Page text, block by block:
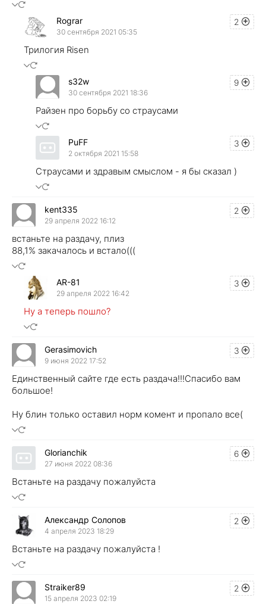
2
Rograr
30 сентября 2021 05:35
Трилогия Risen
9
s32w
30 сентября 2021 18:36
Райзен про борьбу со страусами
3
PuFF
2 октября 2021 15:58
Страусами и здравым смыслом - я бы сказал )
2
kent335
29 апреля 2022 16:12
встаньте на раздачу, плиз
88,1% закачалось и встало(((
3
AR-81
29 апреля 2022 16:42
Ну а теперь пошло?
3
Gerasimovich
9 июня 2022 17:52
Единственный сайте где есть раздача!!!Спасибо вам
большое!
Ну блин только оставил норм комент и пропало все(
6
Glorianchik
27 июня 2022 08:36
Встаньте на раздачу пожалуйста
2
Александр Солопов
4 апреля 2023 18:29
Встаньте на раздачу пожалуйста !
2
Straiker89
15 апреля 2023 02:19